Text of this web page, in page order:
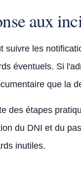
aux
suivre les
éventuels. Si
que la
des étapes
du DNI et du
inutiles.